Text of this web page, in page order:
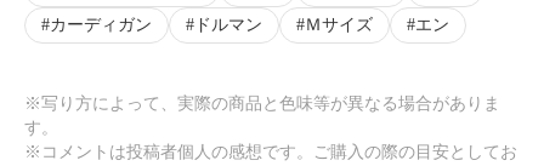
カーディガン
ドルマン Ｍサイズ エン
※写り方によって、実際の商品と色味等が異なる場合がありま
す。
※コメントは投稿者個人の感想です。ご購入の際の目安としてお